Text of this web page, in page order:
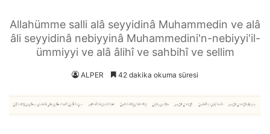
Allahümme salli alâ seyyidinâ Muhammedin ve alâ
âli seyyidinâ nebiyyinâ Muhammedini'n-nebiyyi'il-
ümmiyyi ve alâ âlihî ve sahbihî ve sellim
ALPER 42 dakika okuma süresi